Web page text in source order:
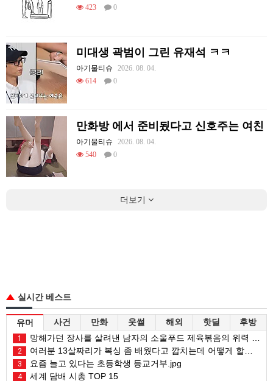
423
0
미대생 곽범이 그린 유재석 ㅋㅋ
아기물티슈
2026. 08. 04.
614
0
만화방 에서 준비됬다고 신호주는 여친
아기물티슈
2026. 08. 04.
540
0
더보기
실시간 베스트
유머 사건 만화 웃썰 해외 핫딜 후방
1 망해가던 장사를 살려낸 남자의 소울푸드 제육볶음의 위력 ㅋㅋ
2 여러분 13살짜리가 복싱 좀 배웠다고 깝치는데 어떻게 할까요?
3 요즘 늘고 있다는 초등학생 등교거부.jpg
4 세계 담배 시총 TOP 15